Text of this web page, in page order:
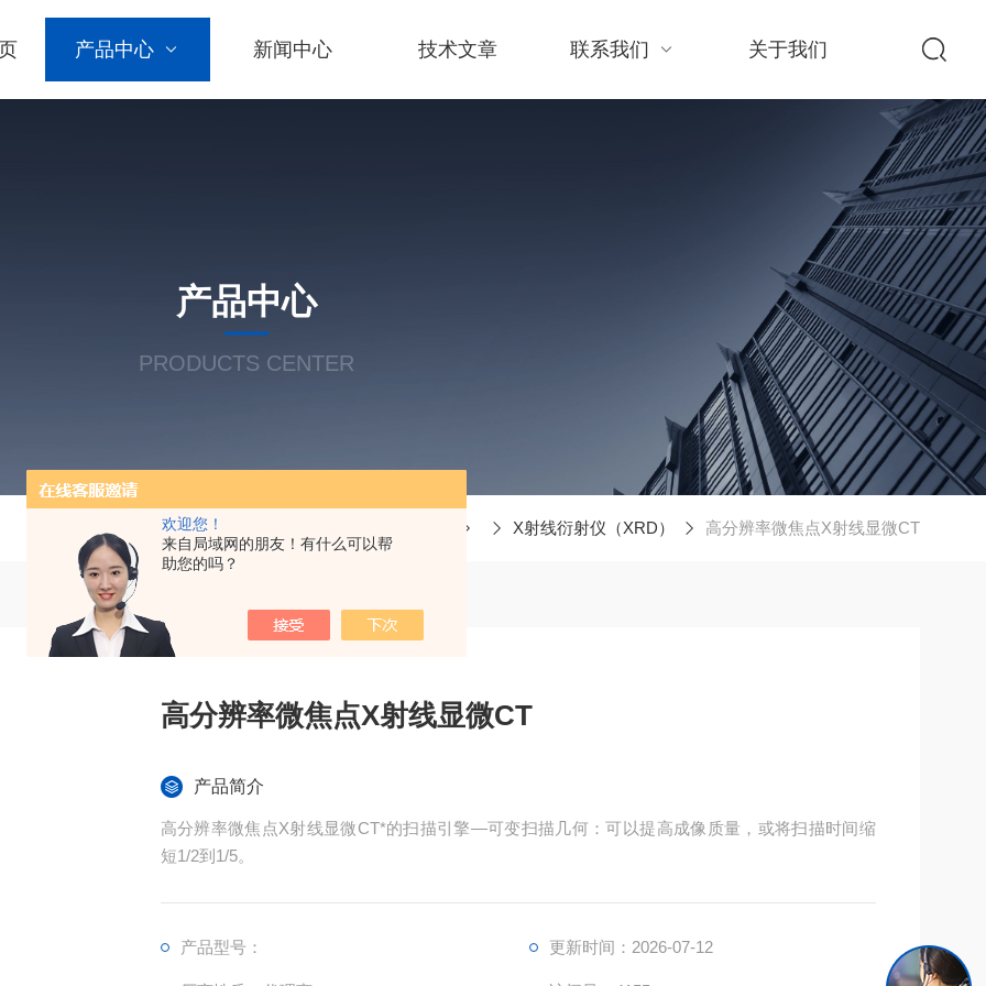
欢迎您！
来自局域网的朋友！有什么可以帮
助您的吗？
产品中心 新闻中心 技术文章 联系我们 关于我们
产品中心
PRODUCTS CENTER
X射线衍射仪（XRD） 高分辨率微焦点X射线显微CT
高分辨率微焦点X射线显微CT
产品简介
高分辨率微焦点X射线显微CT*的扫描引擎—可变扫描几何：可以提高成像质量，或将扫描时间缩
短1/2到1/5。
产品型号： 更新时间：2026-07-12